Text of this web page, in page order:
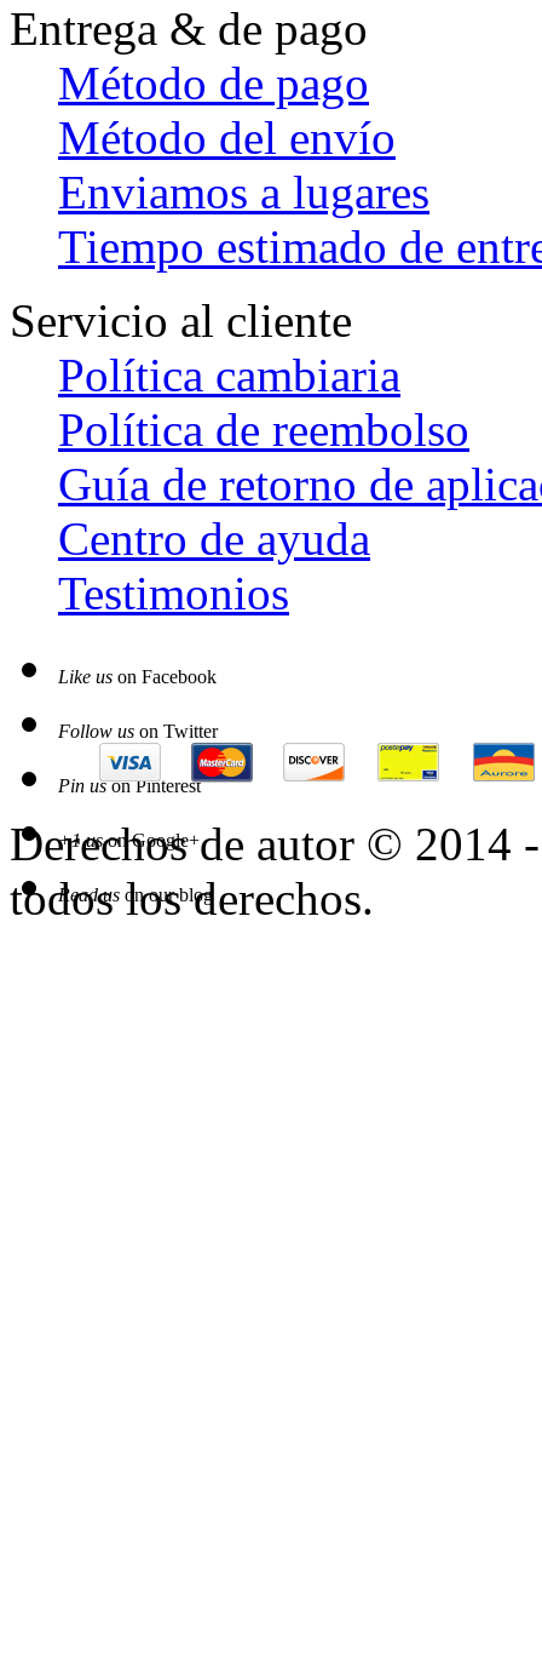
Entrega & de pago
Método de pago
Método del envío
Enviamos a lugares
Tiempo estimado de
Servicio al cliente
Política cambiaria
Política de reembolso
Guía de retorno de
Centro de ayuda
Testimonios
Like us on Facebook
Follow us on Twitter
Pin uson Pinterest
+1 uson Google+
Read us on our blog
Derechos de autor © 2014
todos los derechos.